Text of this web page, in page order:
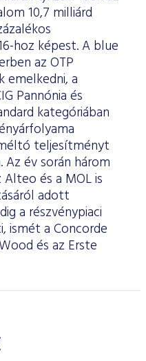
10,7 milliárd
hoz képest. A blue
az OTP
a
Pannónia és
kategóriában
teljesítményt
Az év során három
és a MOL is
adott
a részvénypiaci
ismét a Concorde
és az Erste